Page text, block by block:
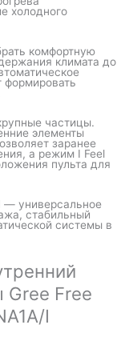
холодного
комфортную
климата до
формировать
частицы.
элементы
заранее
а режим I Feel
пульта для
— универсальное
стабильный
системы в
Gree Free
I